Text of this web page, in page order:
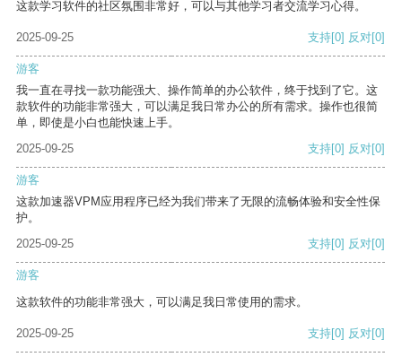
这款学习软件的社区氛围非常好，可以与其他学习者交流学习心得。
2025-09-25 支持[0] 反对[0]
游客
我一直在寻找一款功能强大、操作简单的办公软件，终于找到了它。这
款软件的功能非常强大，可以满足我日常办公的所有需求。操作也很简
单，即使是小白也能快速上手。
2025-09-25
支持[0] 反对[0]
游客
这款加速器VPM应用程序已经为我们带来了无限的流畅体验和安全性保
护。
2025-09-25
支持[0] 反对[0]
游客
这款软件的功能非常强大，可以满足我日常使用的需求。
2025-09-25 支持[0] 反对[0]